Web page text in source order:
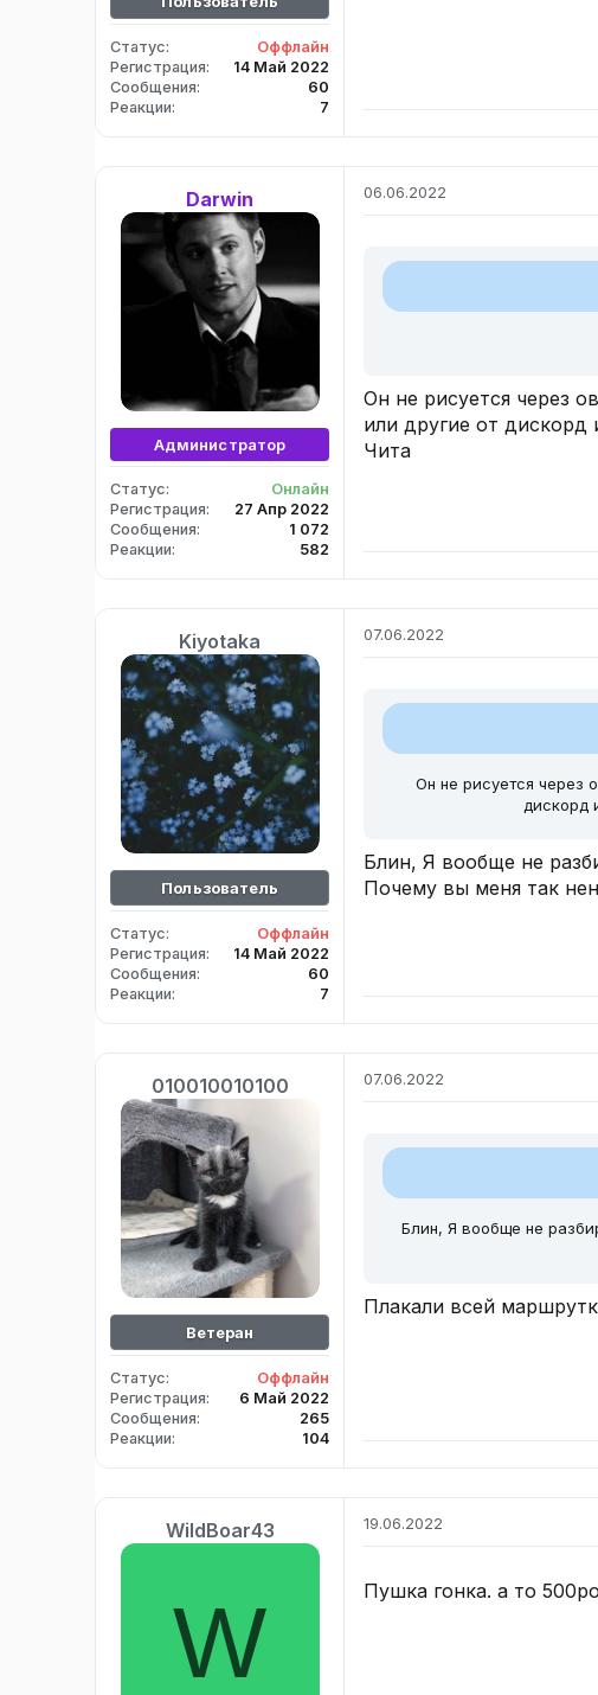
Статус
Оффлайн
Регистрация
14 Май 2022
Сообщения
60
Реакции
7
Darwin
Администратор
Статус
Онлайн
Регистрация
27 Апр 2022
Сообщения
1 072
Реакции
582
06.06.2022
Он не рисуется через
или другие от дискорд
Чита
Kiyotaka
Пользователь
Статус
Оффлайн
Регистрация
14 Май 2022
Сообщения
60
Реакции
7
07.06.2022
Он не рисуется через
дискорд
Блин, Я вообще не
Почему вы меня так
010010010100
Ветеран
Статус
Оффлайн
Регистрация
6 Май 2022
Сообщения
265
Реакции
104
07.06.2022
Блин, Я вообще не
Плакали всей
WildBoar43
W
19.06.2022
Пушка гонка. а то